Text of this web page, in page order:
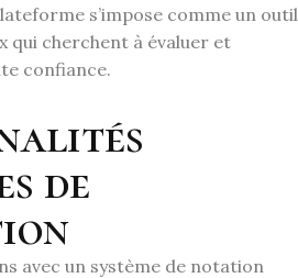
s’impose comme un outil
qui cherchent à évaluer et
confiance.
de
avec un système de notation